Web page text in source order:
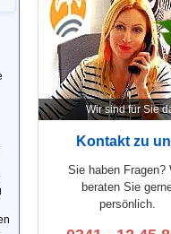
Wir sind für Sie
Kontakt zu
Sie haben Fragen?
beraten Sie
persönlich.